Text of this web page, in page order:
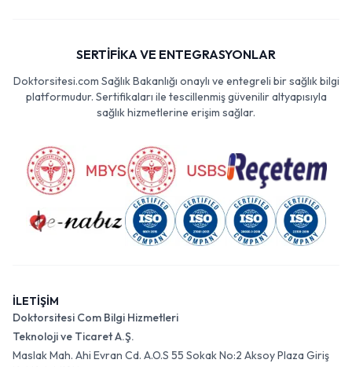
SERTİFİKA VE ENTEGRASYONLAR
Doktorsitesi.com Sağlık Bakanlığı onaylı ve entegreli bir sağlık bilgi
platformudur. Sertifikaları ile tescillenmiş güvenilir altyapısıyla
sağlık hizmetlerine erişim sağlar.
İLETİŞİM
Doktorsitesi Com Bilgi Hizmetleri
Teknoloji ve Ticaret A.Ş.
Maslak Mah. Ahi Evran Cd. A.O.S 55 Sokak No:2 Aksoy Plaza Giriş